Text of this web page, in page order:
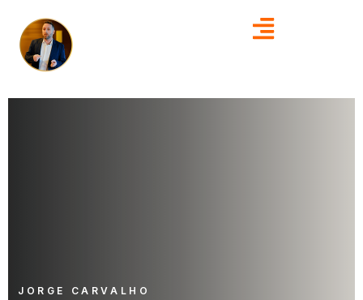
JORGE CARVALHO